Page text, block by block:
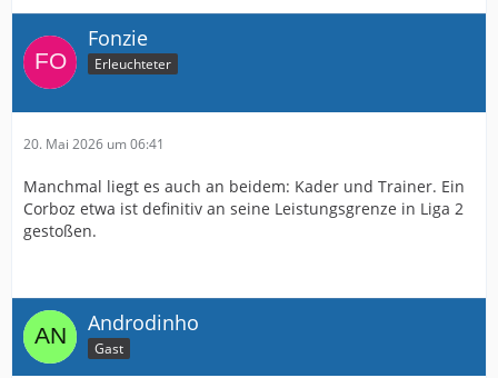
Fonzie
Erleuchteter
20. Mai 2026 um 06:41
Manchmal liegt es auch an beidem: Kader und Trainer. Ein
Corboz etwa ist definitiv an seine Leistungsgrenze in Liga 2
gestoßen.
Androdinho
Gast